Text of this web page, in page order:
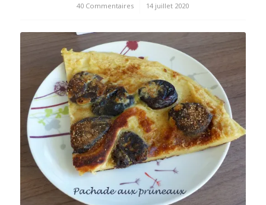
40 Commentaires
/ 14 juillet 2020